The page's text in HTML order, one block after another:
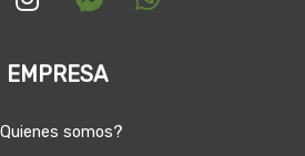
EMPRESA
somos?